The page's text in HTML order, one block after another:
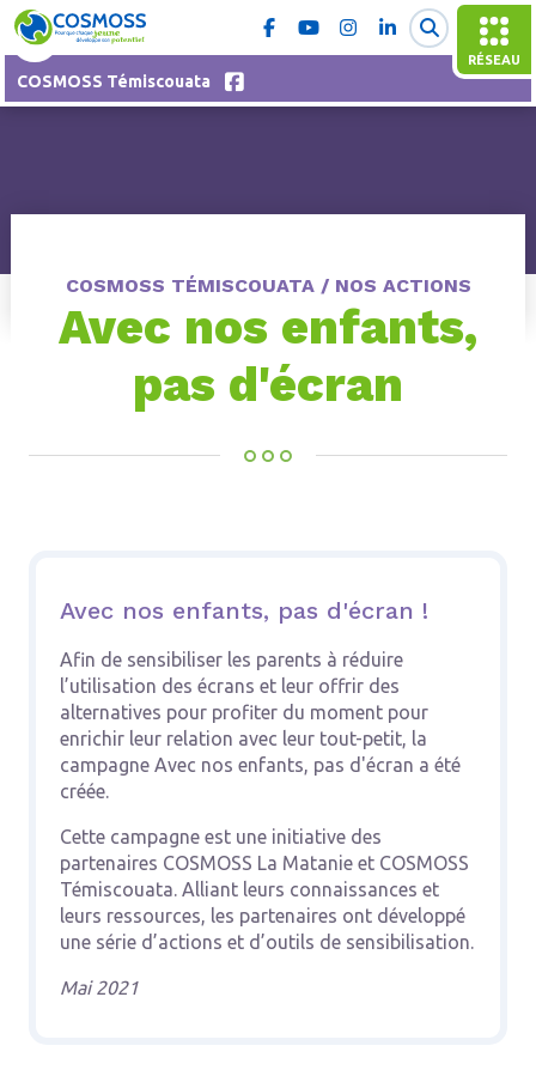
RÉSEAU
COSMOSS Témiscouata
COSMOSS TÉMISCOUATA / NOS ACTIONS
Avec nos enfants,
pas d'écran
Avec nos enfants, pas d'écran !
Afin de sensibiliser les parents à réduire
l’utilisation des écrans et leur offrir des
alternatives pour profiter du moment pour
enrichir leur relation avec leur tout-petit, la
campagne Avec nos enfants, pas d'écran a été
créée.
Cette campagne est une initiative des
partenaires COSMOSS La Matanie et COSMOSS
Témiscouata. Alliant leurs connaissances et
leurs ressources, les partenaires ont développé
une série d’actions et d’outils de sensibilisation.
Mai 2021